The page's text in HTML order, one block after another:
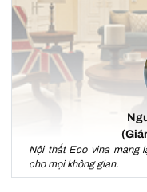
Nội thất Eco vina mang
cho mọi không gian.